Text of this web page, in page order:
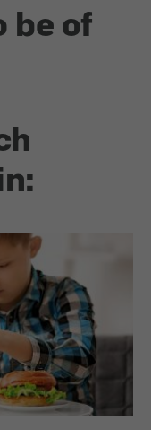
be of